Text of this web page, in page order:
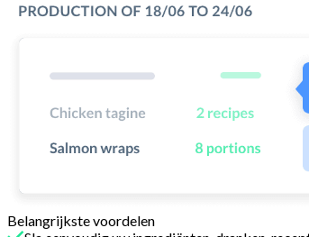
Belangrijkste voordelen